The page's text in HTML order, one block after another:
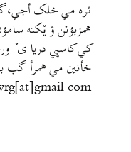
ئره مي خلک أجي،
همزبؤنن ؤ يٚکته
کي کاسپي دريا ی
خأنين مي همرأ گب